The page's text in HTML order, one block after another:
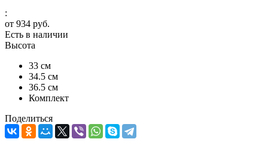
:
от 934 руб.
Есть в наличии
Высота
33 см
34.5 см
36.5 см
Комплект
Поделиться